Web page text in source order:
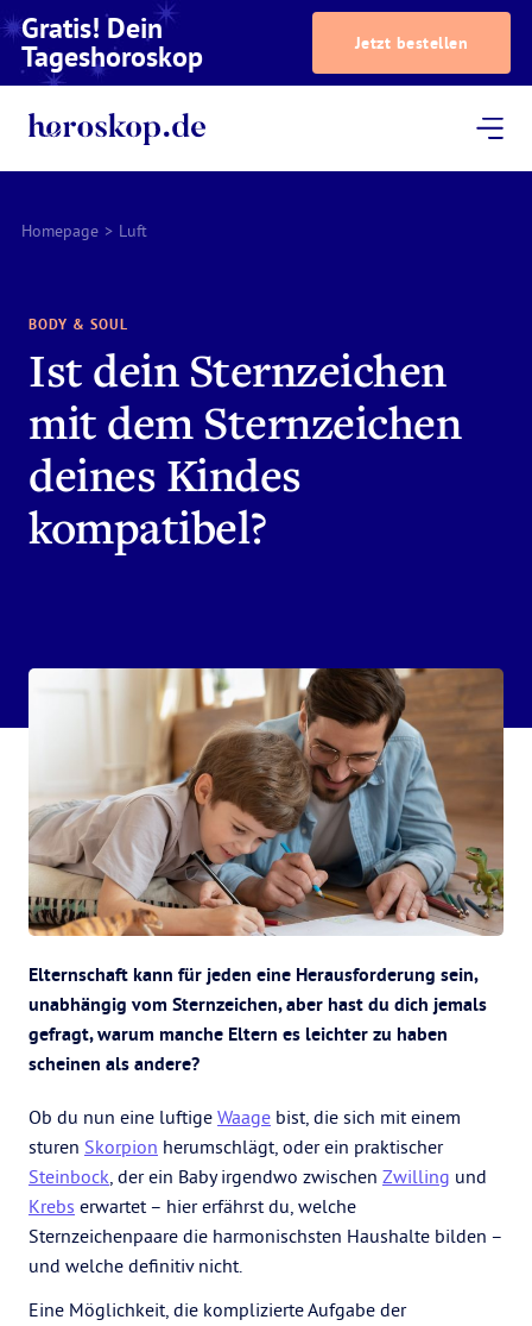
Gratis! Dein
Tageshoroskop Jetzt bestellen
Homepage > Luft
BODY & SOUL
Ist dein Sternzeichen
mit dem Sternzeichen
deines Kindes
kompatibel?
Elternschaft kann für jeden eine Herausforderung sein,
unabhängig vom Sternzeichen, aber hast du dich jemals
gefragt, warum manche Eltern es leichter zu haben
scheinen als andere?
Ob du nun eine luftige Waage bist, die sich mit einem
sturen Skorpion herumschlägt, oder ein praktischer
Steinbock, der ein Baby irgendwo zwischen Zwilling und
Krebs erwartet – hier erfährst du, welche
Sternzeichenpaare die harmonischsten Haushalte bilden –
und welche definitiv nicht.
Eine Möglichkeit, die komplizierte Aufgabe der